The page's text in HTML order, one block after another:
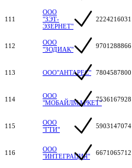
111
ООО
"ЗЭТ-
ЭЗЕРНЕТ"
2224216031
112
ООО
"ЗОДИАК"
9701288866
113 ООО"АНТАРЕС" 7804587800
114
ООО
"МОБАЙЛМАРКЕТ"7536167928
115
ООО
"ГТИ"
5903147074
116
ООО
"ИНТЕГРАЦИЯ"
6671065712